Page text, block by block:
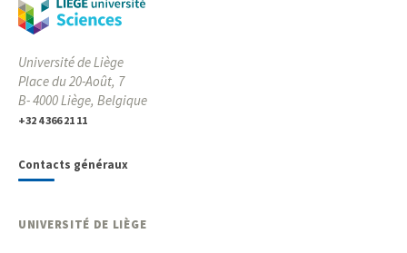
Université de Liège
Place du 20-Août, 7
B- 4000 Liège, Belgique
+32 4 366 21 11
Contacts généraux
UNIVERSITÉ DE LIÈGE